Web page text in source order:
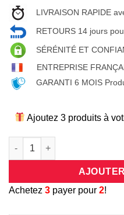
LIVRAISON RAPIDE
RETOURS 14 jours
SÉRÉNITÉ ET
ENTREPRISE
GARANTI 6 MOIS
Ajoutez 3 produits à
quantité de Coque
Achetez 3 payer pour 2!